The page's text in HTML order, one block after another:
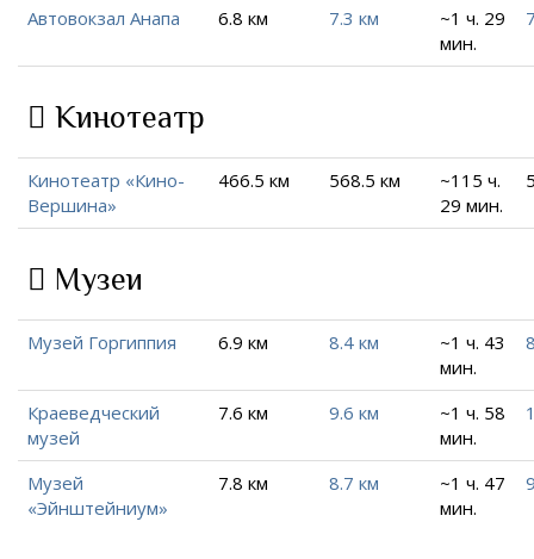
Автовокзал Анапа 6.8 км 7.3 км
~1 ч. 29
мин.
Кинотеатр
Кинотеатр «Кино-
Вершина»
466.5 км 568.5 км
~115 ч.
29 мин.
Музеи
Музей Горгиппия 6.9 км 8.4 км
~1 ч. 43
мин.
Краеведческий
музей
7.6 км 9.6 км
~1 ч. 58
мин.
Музей
«Эйнштейниум»
7.8 км 8.7 км
~1 ч. 47
мин.